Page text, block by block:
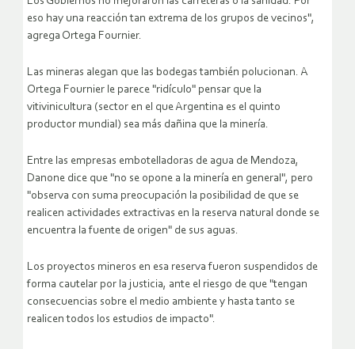
eso hay una reacción tan extrema de los grupos de vecinos",
agrega Ortega Fournier.
Las mineras alegan que las bodegas también polucionan. A
Ortega Fournier le parece "ridículo" pensar que la
vitivinicultura (sector en el que Argentina es el quinto
productor mundial) sea más dañina que la minería.
Entre las empresas embotelladoras de agua de Mendoza,
Danone dice que "no se opone a la minería en general", pero
"observa con suma preocupación la posibilidad de que se
realicen actividades extractivas en la reserva natural donde se
encuentra la fuente de origen" de sus aguas.
Los proyectos mineros en esa reserva fueron suspendidos de
forma cautelar por la justicia, ante el riesgo de que "tengan
consecuencias sobre el medio ambiente y hasta tanto se
realicen todos los estudios de impacto".